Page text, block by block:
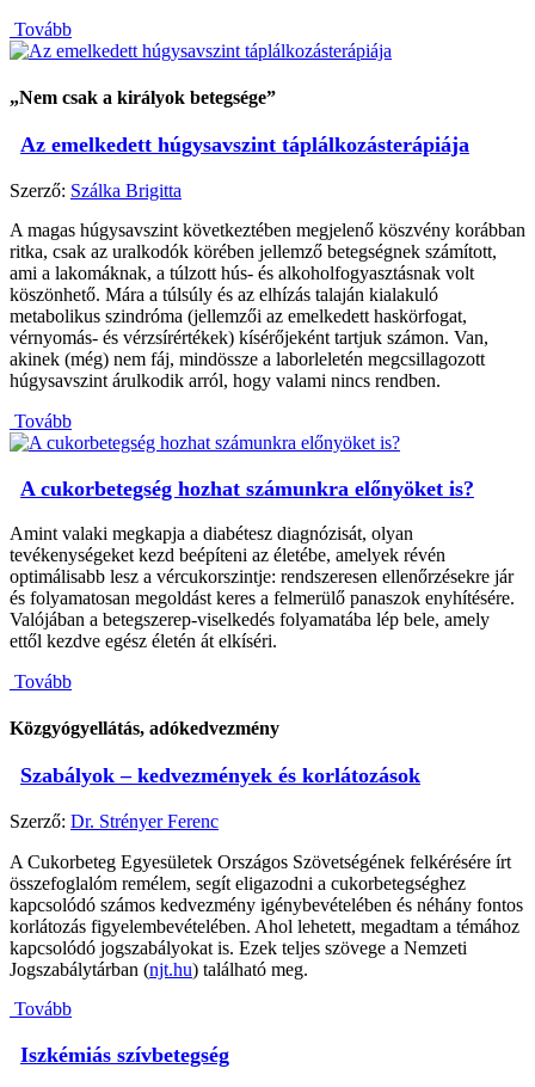
Tovább
„Nem csak a királyok betegsége”
Az emelkedett húgysavszint táplálkozásterápiája
Szerző: Szálka Brigitta
A magas húgysavszint következtében megjelenő köszvény korábban
ritka, csak az uralkodók körében jellemző betegségnek számított,
ami a lakomáknak, a túlzott hús- és alkoholfogyasztásnak volt
köszönhető. Mára a túlsúly és az elhízás talaján kialakuló
metabolikus szindróma (jellemzői az emelkedett haskörfogat,
vérnyomás- és vérzsírértékek) kísérőjeként tartjuk számon. Van,
akinek (még) nem fáj, mindössze a laborleletén megcsillagozott
húgysavszint árulkodik arról, hogy valami nincs rendben.
Tovább
A cukorbetegség hozhat számunkra előnyöket is?
Amint valaki megkapja a diabétesz diagnózisát, olyan
tevékenységeket kezd beépíteni az életébe, amelyek révén
optimálisabb lesz a vércukorszintje: rendszeresen ellenőrzésekre jár
és folyamatosan megoldást keres a felmerülő panaszok enyhítésére.
Valójában a betegszerep-viselkedés folyamatába lép bele, amely
ettől kezdve egész életén át elkíséri.
Tovább
Közgyógyellátás, adókedvezmény
Szabályok – kedvezmények és korlátozások
Szerző: Dr. Strényer Ferenc
A Cukorbeteg Egyesületek Országos Szövetségének felkérésére írt
összefoglalóm remélem, segít eligazodni a cukorbetegséghez
kapcsolódó számos kedvezmény igénybevételében és néhány fontos
korlátozás figyelembevételében. Ahol lehetett, megadtam a témához
kapcsolódó jogszabályokat is. Ezek teljes szövege a Nemzeti
Jogszabálytárban (njt.hu) található meg.
Tovább
Iszkémiás szívbetegség